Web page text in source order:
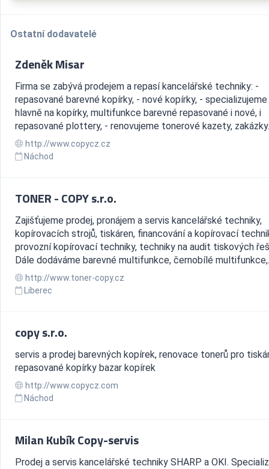
Ostatní dodavatelé
Zdeněk Misar
Firma se zabývá prodejem a repasí kancelářské techniky: -
repasované barevné kopírky, - nové kopírky, -
hlavně na kopírky, multifunkce barevné repasované i nové, i
repasované plottery, - renovujeme tonerové kazety,
http://www.copycz.cz
Náchod
TONER - COPY s.r.o.
Zajišťujeme prodej, pronájem a servis kancelářské techniky,
kopírovacích strojů, tiskáren, financování a kopírovací
provozní kopírovací techniky, techniky na audit tiskových
Dále dodáváme barevné multifunkce, černobílé
http://www.toner-copy.cz
Liberec
copy s.r.o.
servis a prodej barevných kopírek, renovace tonerů pro
repasované kopírky bazar kopírek
http://www.copycz.com
Náchod
Milan Kubík Copy-servis
Prodej a servis kancelářské techniky SHARP a OKI.